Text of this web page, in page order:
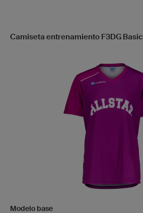
Camiseta entrenamiento F3DG Basic
Modelo base